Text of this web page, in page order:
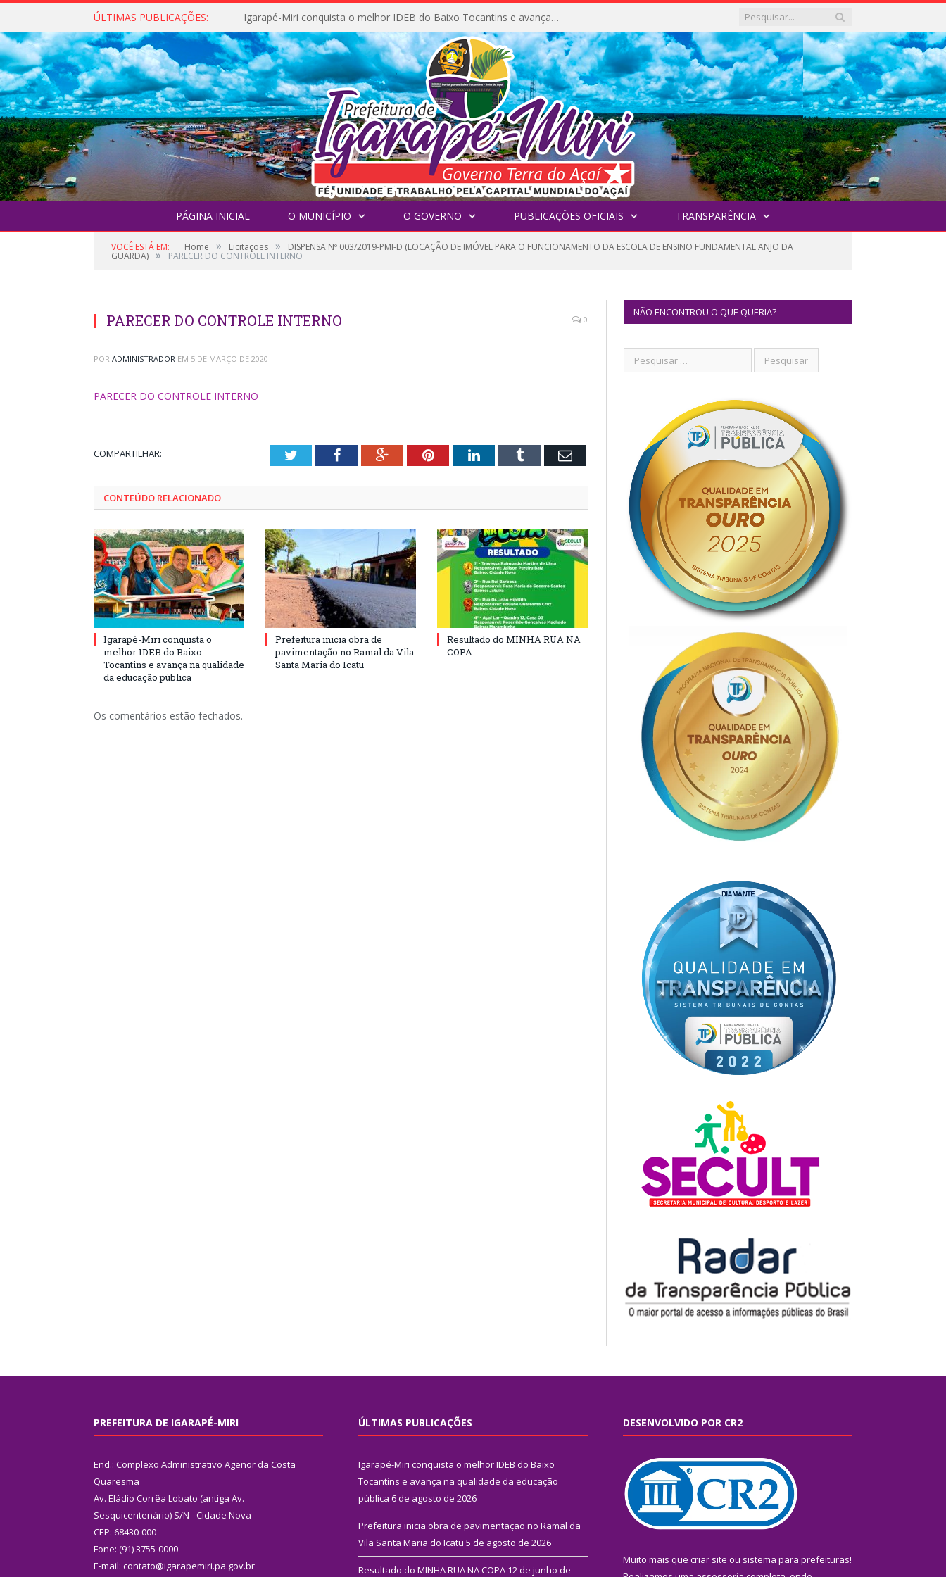
ÚLTIMAS PUBLICAÇÕES: Igarapé-Miri conquista o melhor IDEB do Baixo Tocantins e avança na qualidade da educação pública
PÁGINA INICIAL O MUNICÍPIO O GOVERNO PUBLICAÇÕES OFICIAIS TRANSPARÊNCIA
VOCÊ ESTÁ EM: Home » Licitações » DISPENSA Nº 003/2019-PMI-D (LOCAÇÃO DE IMÓVEL PARA O FUNCIONAMENTO DA ESCOLA DE ENSINO FUNDAMENTAL ANJO DA
GUARDA) » PARECER DO CONTROLE INTERNO
PARECER DO CONTROLE INTERNO 0
POR ADMINISTRADOR EM 5 DE MARÇO DE 2020
PARECER DO CONTROLE INTERNO
COMPARTILHAR: TwitterFacebookGoogle+PinterestLinkedInTumblr Email
CONTEÚDO RELACIONADO
Igarapé-Miri conquista o
melhor IDEB do Baixo
Tocantins e avança na qualidade
da educação pública
Prefeitura inicia obra de
pavimentação no Ramal da Vila
Santa Maria do Icatu
Resultado do MINHA RUA NA
COPA
Os comentários estão fechados.
NÃO ENCONTROU O QUE QUERIA?
PREFEITURA DE IGARAPÉ-MIRI
End.: Complexo Administrativo Agenor da Costa
Quaresma
Av. Eládio Corrêa Lobato (antiga Av.
Sesquicentenário) S/N - Cidade Nova
CEP: 68430-000
Fone: (91) 3755-0000
E-mail: contato@igarapemiri.pa.gov.br
ÚLTIMAS PUBLICAÇÕES
Igarapé-Miri conquista o melhor IDEB do Baixo
Tocantins e avança na qualidade da educação
pública 6 de agosto de 2026
Prefeitura inicia obra de pavimentação no Ramal da
Vila Santa Maria do Icatu 5 de agosto de 2026
Resultado do MINHA RUA NA COPA 12 de junho de
DESENVOLVIDO POR CR2
Muito mais que criar site ou sistema para prefeituras!